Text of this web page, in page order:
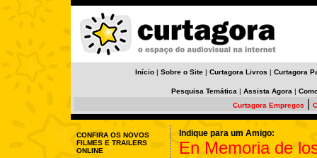
Início | Sobre o Site | Curtagora Livros | Curtagora
Pesquisa Temática | Assista Agora |
Curtagora Empregos
CONFIRA OS NOVOS
FILMES E TRAILERS
ONLINE
Indique para um Amigo:
En Memoria de